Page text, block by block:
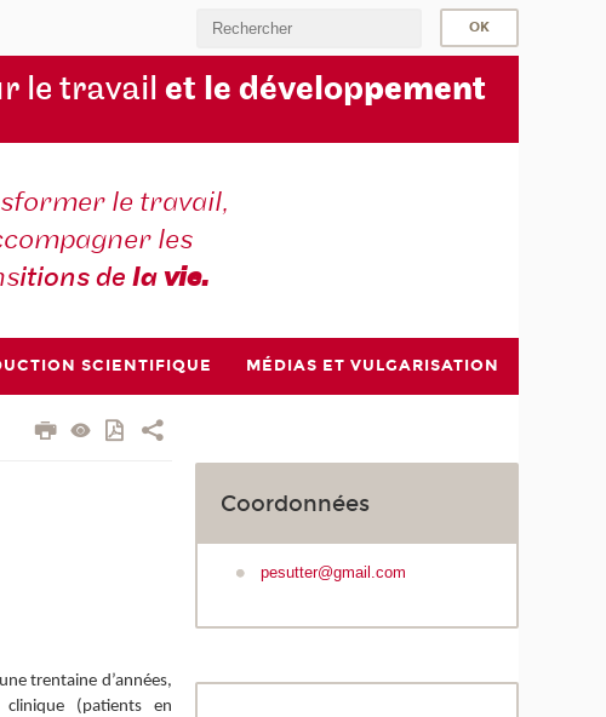
le travail et le développement
le travail,
les
itions de lavie.
SCIENTIFIQUE MÉDIAS ET VULGARISATION
trentaine d’années,
(patients en
Coordonnées
pesutter@gmail.com